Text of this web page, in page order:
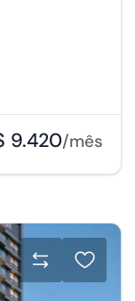
9.420/mês